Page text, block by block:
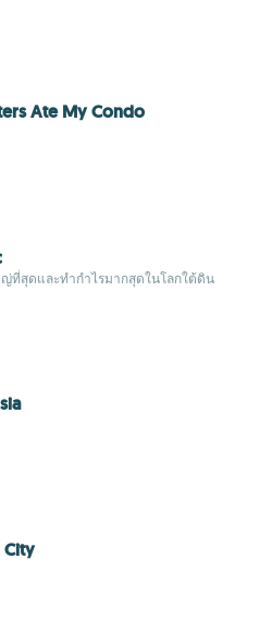
Ate My Condo
ญ่ที่สุดและทำกำไรมากสุดในโลกใต้ดิน
City